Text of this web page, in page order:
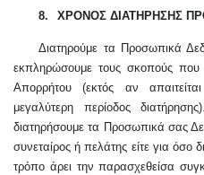
8. ΧΡΟΝΟΣ ΔΙΑΤΗΡΗΣΗΣ
Διατηρούμε τα Προσωπικά
εκπληρώσουμε τους σκοπούς που
Απορρήτου (εκτός αν
μεγαλύτερη περίοδος
διατηρήσουμε τα Προσωπικά σας
συνεταίρος ή πελάτης είτε για όσο
τρόπο άρει την παρασχεθείσα